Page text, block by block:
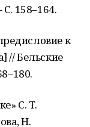
158–164.
к
// Бельские
С. Т.
Н.